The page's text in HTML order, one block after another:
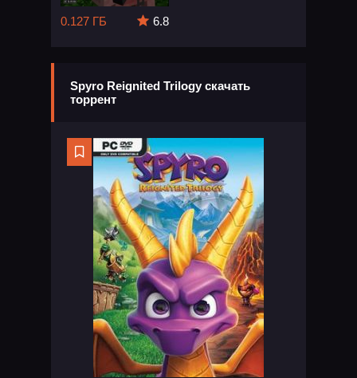
0.127 ГБ
6.8
Spyro Reignited Trilogy скачать
торрент